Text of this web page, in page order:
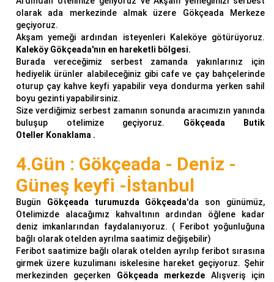
olarak ada merkezinde almak üzere Gökçeada Merkeze
geçiyoruz.
Akşam yemeği ardından isteyenleri Kaleköye götürüyoruz.
Kaleköy Gökçeada'nın en hareketli bölgesi.
Burada vereceğimiz serbest zamanda yakınlarınız için
hediyelik ürünler alabileceğiniz gibi cafe ve çay bahçelerinde
oturup çay kahve keyfi yapabilir veya dondurma yerken sahil
boyu gezinti yapabilirsiniz.
Size verdiğimiz serbest zamanın sonunda aracımızın yanında
buluşup otelimize geçiyoruz. Gökçeada
Butik
Oteller Konaklama .
4.Gün : Gökçeada - Deniz -
Güneş keyfi -İstanbul
Bugün Gökçeada turumuzda Gökçeada'da son günümüz,
Otelimizde alacağımız kahvaltının ardından öğlene kadar
deniz imkanlarından faydalanıyoruz. ( Feribot yoğunluğuna
bağlı olarak otelden ayrılma saatimiz değişebilir)
Feribot saatimize bağlı olarak otelden ayrılıp feribot sırasına
girmek üzere kuzulimanı iskelesine hareket geçiyoruz. Şehir
merkezinden geçerken Gökçeada merkezde Alışveriş için